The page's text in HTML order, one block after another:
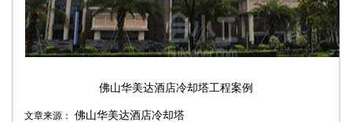
佛山华美达酒店冷却塔工程案例
文章来源： 佛山华美达酒店冷却塔